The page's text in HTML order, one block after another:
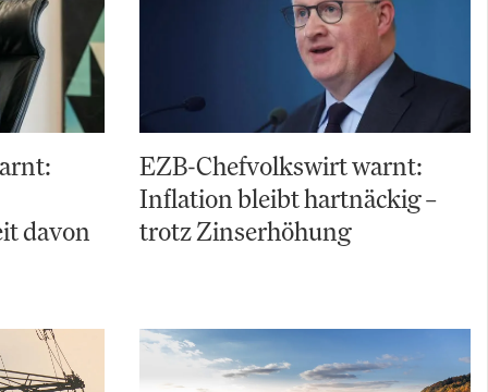
davon
EZB-Chefvolkswirt warnt:
Inflation bleibt hartnäckig –
trotz Zinserhöhung